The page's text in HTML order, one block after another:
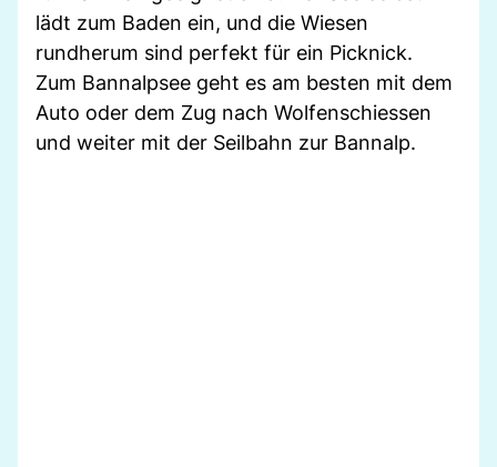
lädt zum Baden ein, und die Wiesen
rundherum sind perfekt für ein Picknick.
Zum Bannalpsee geht es am besten mit dem
Auto oder dem Zug nach Wolfenschiessen
und weiter mit der Seilbahn zur Bannalp.